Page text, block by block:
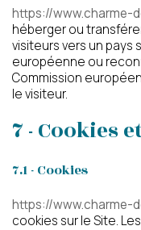
https://www.charme-
héberger ou
visiteurs vers un pays
européenne ou
Commission
le visiteur.
7 - Cookies
7.1 - Cookies
https://www.charme-
cookies sur le Site.